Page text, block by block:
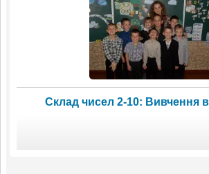
Склад чисел 2-10: Вивчення в